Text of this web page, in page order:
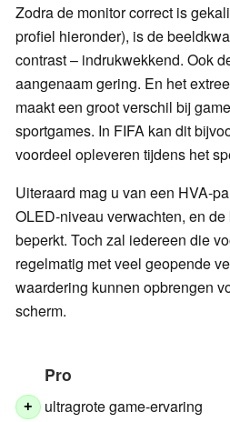
Zodra de monitor correct is
profiel hieronder), is de
contrast – indrukwekkend. Ook
aangenaam gering. En het
maakt een groot verschil bij
sportgames. In FIFA kan dit
voordeel opleveren tijdens het
Uiteraard mag u van een HVA-
OLED-niveau verwachten, en
beperkt. Toch zal iedereen die
regelmatig met veel geopende
waardering kunnen opbrengen
scherm.
Pro
+ ultragrote game-ervaring